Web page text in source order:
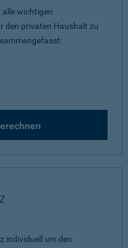
alle wichtigen
den privaten Haushalt zu
individuell um den